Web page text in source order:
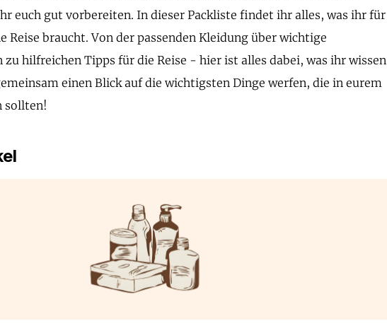
euch gut vorbereiten. In dieser Packliste findet ihr alles, was ihr für
Reise braucht. Von der passenden Kleidung über wichtige
zu hilfreichen Tipps für die Reise - hier ist alles dabei, was ihr wissen
einen Blick auf die wichtigsten Dinge werfen, die in eurem
sollten!